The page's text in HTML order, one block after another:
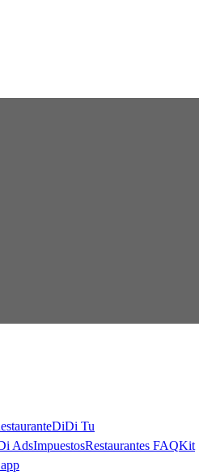
DiDi Tu
AdsImpuestosRestaurantes FAQKit